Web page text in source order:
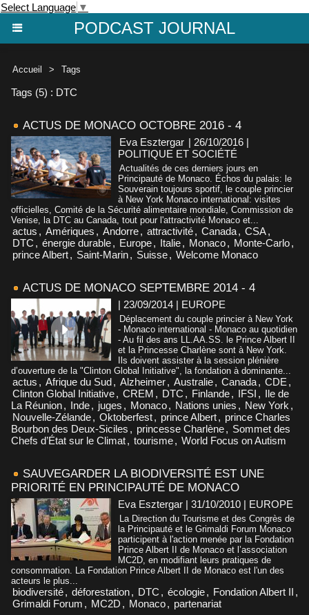
Select Language ▼
PODCAST JOURNAL
Accueil > Tags
Tags (5) : DTC
ACTUS DE MONACO OCTOBRE 2016 - 4
Eva Esztergar | 26/10/2016 |
POLITIQUE ET SOCIÉTÉ
Actualités de ces derniers jours en
Principauté de Monaco. Échos du palais: le
Souverain toujours sportif, le couple princier
à New York Monaco international: visites
officielles, Comité de la Sécurité alimentaire mondiale, Commission de
Venise, la DTC au Canada, tout pour l'attractivité Monaco et...
actus , Amériques , Andorre, attractivité, Canada, CSA,
DTC , énergie durable, Europe, Italie, Monaco, Monte-Carlo,
prince Albert, Saint-Marin, Suisse, Welcome Monaco
ACTUS DE MONACO SEPTEMBRE 2014 - 4
| 23/09/2014 | EUROPE
Déplacement du couple princier à New York
- Monaco international - Monaco au quotidien
- Au fil des ans LL.AA.SS. le Prince Albert II
et la Princesse Charlène sont à New York.
Ils doivent assister à la session plénière
d’ouverture de la "Clinton Global Initiative", la fondation à dominante...
actus , Afrique du Sud, Alzheimer, Australie, Canada, CDE ,
Clinton Global Initiative, CREM , DTC , Finlande, IFSI , Ile de
La Réunion, Inde, juges , Monaco, Nations unies , New York ,
Nouvelle-Zélande, Oktoberfest, prince Albert, prince Charles
Bourbon des Deux-Siciles , princesse Charlène, Sommet des
Chefs d’État sur le Climat, tourisme, World Focus on Autism
SAUVEGARDER LA BIODIVERSITÉ EST UNE
PRIORITÉ EN PRINCIPAUTÉ DE MONACO
Eva Esztergar | 31/10/2010 | EUROPE
La Direction du Tourisme et des Congrès de
la Principauté et le Grimaldi Forum Monaco
participent à l'action menée par la Fondation
Prince Albert II de Monaco et l’association
MC2D, en modifiant leurs pratiques de
consommation. La Fondation Prince Albert II de Monaco est l'un des
acteurs le plus...
biodiversité, déforestation, DTC , écologie, Fondation Albert II ,
Grimaldi Forum , MC2D , Monaco, partenariat